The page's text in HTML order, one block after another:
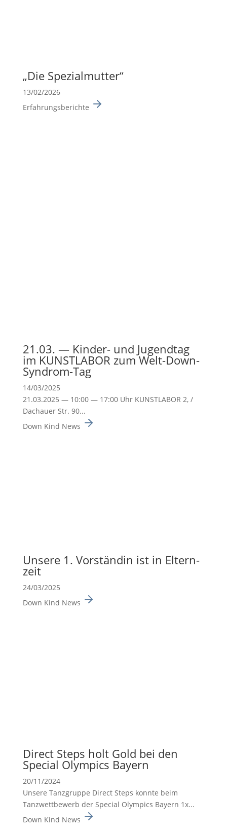
„Die Spezi­al­mutter“
13/02/2026
Erfahrungsberichte
21.03. — Kinder- und Jugendtag
im KUNSTLABOR zum Welt-Down-
Syndrom-Tag
14/03/2025
21.03.2025 — 10:00 — 17:00 Uhr KUNSTLABOR 2, /
Dachauer Str. 90...
Down Kind News
Unsere 1. Vorständin ist in Eltern­
zeit
24/03/2025
Down Kind News
Direct Steps holt Gold bei den
Special Olympics Bayern
20/11/2024
Unsere Tanzgruppe Direct Steps konnte beim
Tanzwett­be­werb der Special Olympics Bayern 1x...
Down Kind News